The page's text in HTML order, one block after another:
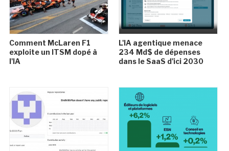
Comment McLaren F1
exploite un ITSM dopé à
l'IA
L'IA agentique menace
234 Md$ de dépenses
dans le SaaS d'ici 2030